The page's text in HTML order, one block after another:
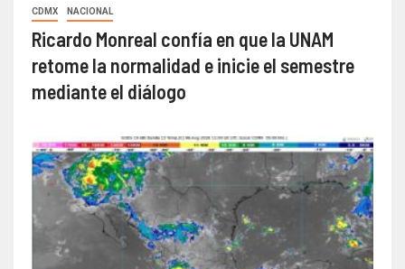
CDMX NACIONAL
Ricardo Monreal confía en que la UNAM
retome la normalidad e inicie el semestre
mediante el diálogo